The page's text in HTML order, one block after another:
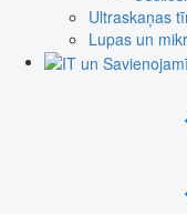
Ultraskaņas
Lupas un